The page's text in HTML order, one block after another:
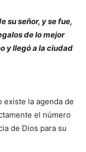
su señor, y se fue,
de lo mejor
y llegó a la ciudad
existe la agenda de
el número
de Dios para su